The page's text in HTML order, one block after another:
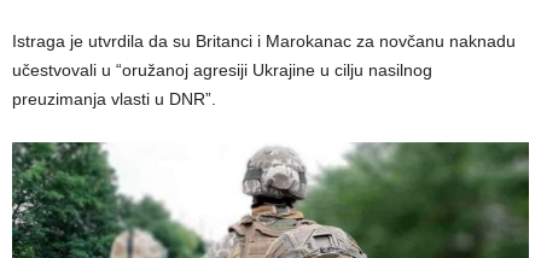
Istraga je utvrdila da su Britanci i Marokanac za novčanu naknadu
učestvovali u “oružanoj agresiji Ukrajine u cilju nasilnog
preuzimanja vlasti u DNR”.